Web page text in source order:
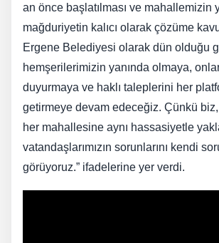
an önce başlatılması ve mahallemizin
mağduriyetin kalıcı olarak çözüme
Ergene Belediyesi olarak dün olduğu
hemşerilerimizin yanında olmaya,
duyurmaya ve haklı taleplerini her
getirmeye devam edeceğiz. Çünkü
her mahallesine aynı hassasiyetle
vatandaşlarımızın sorunlarını kendi
görüyoruz.” ifadelerine yer verdi.